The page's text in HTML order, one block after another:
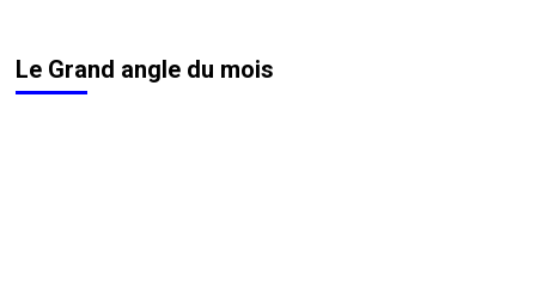
Le Grand angle du mois